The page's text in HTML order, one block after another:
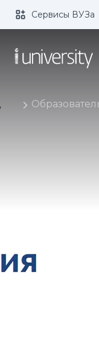
Размер шрифта:
Изображения:
Сервисы ВУЗа